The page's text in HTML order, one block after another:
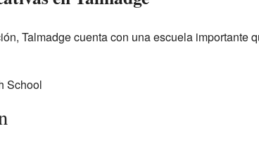
Talmadge cuenta con una escuela importante
School